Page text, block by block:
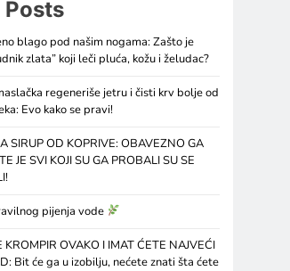
Posts
blago pod našim nogama: Zašto je
zlata” koji leči pluća, kožu i želudac?
regeneriše jetru i čisti krv bolje od
Evo kako se pravi!
SIRUP OD KOPRIVE: OBAVEZNO GA
JE SVI KOJI SU GA PROBALI SU SE
pijenja vode
KROMPIR OVAKO I IMAT ĆETE NAJVEĆI
Bit će ga u izobilju, nećete znati šta ćete